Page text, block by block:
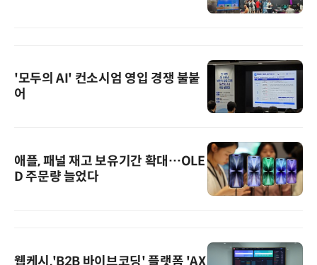
'모두의 AI' 컨소시엄 영입 경쟁 불붙
어
애플, 패널 재고 보유기간 확대…OLE
D 주문량 늘었다
웹케시,'B2B 바이브코딩' 플랫폼 'AX